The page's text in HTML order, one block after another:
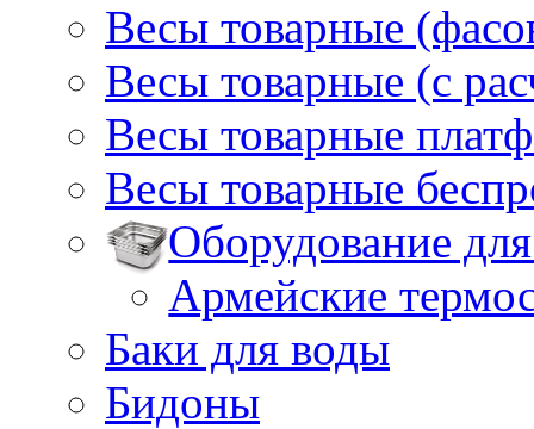
Весы товарные
Весы товарные (с
Весы товарные
Весы товарные
Оборудование
Армейские
Баки для воды
Бидоны